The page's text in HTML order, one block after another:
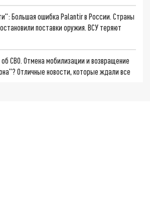
Большая ошибка Palantir в России. Страны
поставки оружия. ВСУ теряют
СВО. Отмена мобилизации и возвращение
Отличные новости, которые ждали все